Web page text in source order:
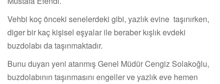
Vehbi koç önceki senelerdeki gibi, yazlık evine taşınırken,
diger bir kaç kişisel eşyalar ile beraber kışlık evdeki
buzdolabı da taşınmaktadır.
Bunu duyan yeni atanmış Genel Müdür Cengiz Solakoğlu,
buzdolabının taşınmasını engeller ve yazlık eve hemen